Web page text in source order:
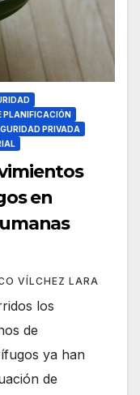
PLANIFICACIÓN
PRIVADA
en
VÍLCHEZ LARA
los
de
ya han
de